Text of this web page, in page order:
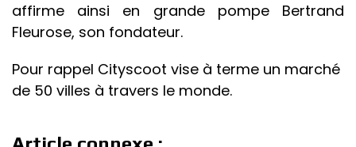
affirme ainsi en grande pompe Bertrand
Fleurose, son fondateur.
Pour rappel Cityscoot vise à terme un marché
de 50 villes à travers le monde.